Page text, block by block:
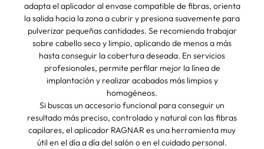
adapta el aplicador al envase compatible de fibras, orienta
la salida hacia la zona a cubrir y presiona suavemente para
pulverizar pequeñas cantidades. Se recomienda trabajar
sobre cabello seco y limpio, aplicando de menos a más
hasta conseguir la cobertura deseada. En servicios
profesionales, permite perfilar mejor la línea de
implantación y realizar acabados más limpios y
homogéneos.
Si buscas un accesorio funcional para conseguir un
resultado más preciso, controlado y natural con las fibras
capilares, el aplicador RAGNAR es una herramienta muy
útil en el día a día del salón o en el cuidado personal.